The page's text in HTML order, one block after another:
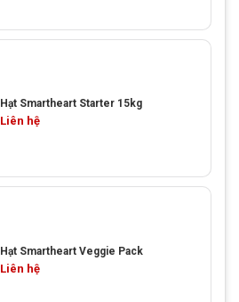
Hạt Smartheart Starter 15kg
Liên hệ
Hạt Smartheart Veggie Pack
Liên hệ